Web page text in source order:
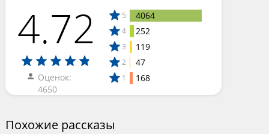
4.72
Оценок:
4650
5 4064
4 252
3 119
2 47
1 168
Похожие рассказы